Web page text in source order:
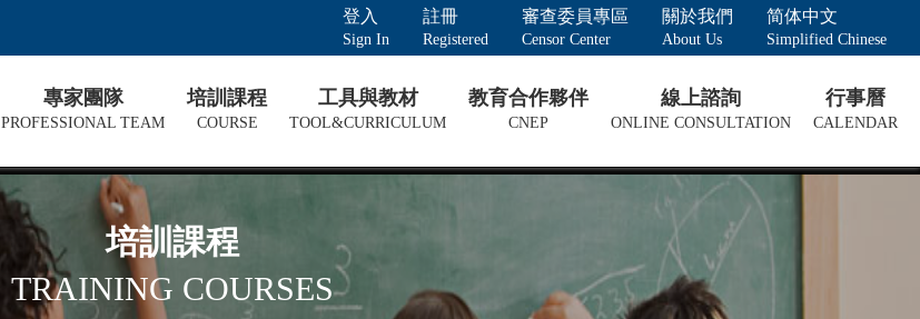
登入
Sign In
註冊
Registered
審查委員專區
Censor Center
關於我們
About Us
简体中文
Simplified Chinese
專家團隊
PROFESSIONAL TEAM
培訓課程
COURSE
工具與教材
TOOL&CURRICULUM
教育合作夥伴
CNEP
線上諮詢
ONLINE CONSULTATION
行事曆
CALENDAR
培訓課程
TRAINING COURSES